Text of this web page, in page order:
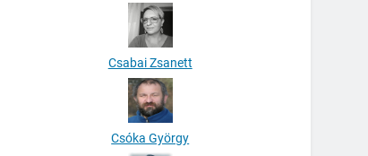
Csabai Zsanett
Csóka György